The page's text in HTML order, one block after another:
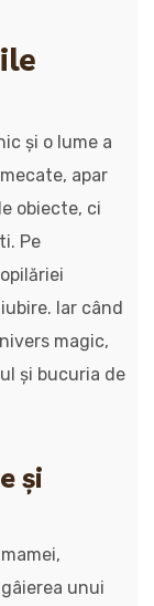
și o lume a
apar
obiecte, ci
Pe
Iar când
magic,
și bucuria de
și
unui